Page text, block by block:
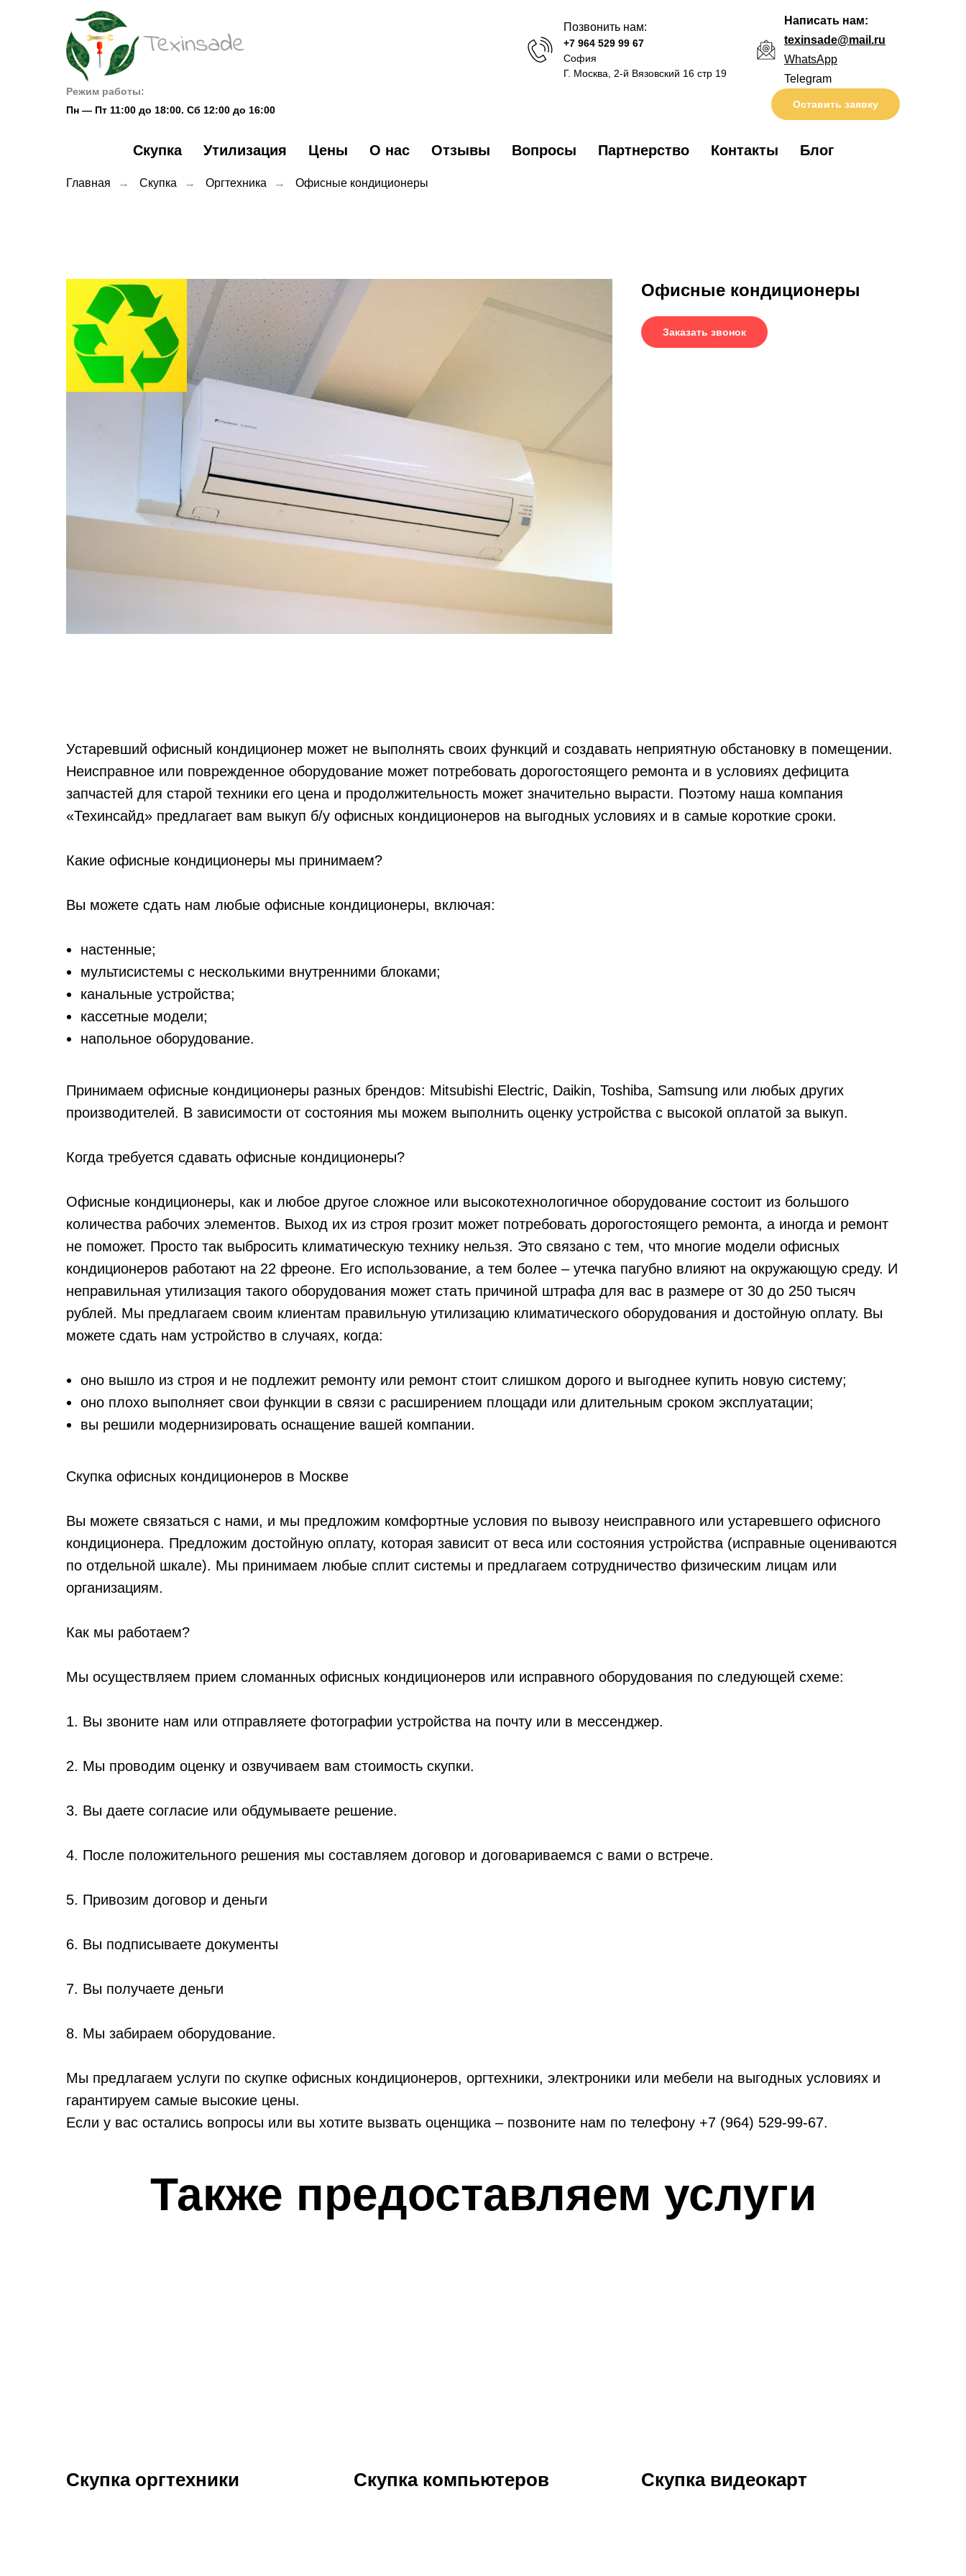
Режим работы:
Пн — Пт 11:00 до 18:00. Сб 12:00 до 16:00
Позвонить нам:
+7 964 529 99 67
София
Г. Москва, 2-й Вязовский 16 стр 19
Написать нам:
texinsade@mail.ru
WhatsApp
Telegram
Оставить заявку
Скупка Утилизация Цены О нас Отзывы Вопросы Партнерство Контакты Блог
Главная → Скупка → Оргтехника → Офисные кондиционеры
Офисные кондиционеры
Заказать звонок
Устаревший офисный кондиционер может не выполнять своих функций и создавать неприятную обстановку в помещении.
Неисправное или поврежденное оборудование может потребовать дорогостоящего ремонта и в условиях дефицита
запчастей для старой техники его цена и продолжительность может значительно вырасти. Поэтому наша компания
«Техинсайд» предлагает вам выкуп б/у офисных кондиционеров на выгодных условиях и в самые короткие сроки.
Какие офисные кондиционеры мы принимаем?
Вы можете сдать нам любые офисные кондиционеры, включая:
настенные;
мультисистемы с несколькими внутренними блоками;
канальные устройства;
кассетные модели;
напольное оборудование.
Принимаем офисные кондиционеры разных брендов: Mitsubishi Electric, Daikin, Toshiba, Samsung или любых других
производителей. В зависимости от состояния мы можем выполнить оценку устройства с высокой оплатой за выкуп.
Когда требуется сдавать офисные кондиционеры?
Офисные кондиционеры, как и любое другое сложное или высокотехнологичное оборудование состоит из большого
количества рабочих элементов. Выход их из строя грозит может потребовать дорогостоящего ремонта, а иногда и ремонт
не поможет. Просто так выбросить климатическую технику нельзя. Это связано с тем, что многие модели офисных
кондиционеров работают на 22 фреоне. Его использование, а тем более – утечка пагубно влияют на окружающую среду. И
неправильная утилизация такого оборудования может стать причиной штрафа для вас в размере от 30 до 250 тысяч
рублей. Мы предлагаем своим клиентам правильную утилизацию климатического оборудования и достойную оплату. Вы
можете сдать нам устройство в случаях, когда:
оно вышло из строя и не подлежит ремонту или ремонт стоит слишком дорого и выгоднее купить новую систему;
оно плохо выполняет свои функции в связи с расширением площади или длительным сроком эксплуатации;
вы решили модернизировать оснащение вашей компании.
Скупка офисных кондиционеров в Москве
Вы можете связаться с нами, и мы предложим комфортные условия по вывозу неисправного или устаревшего офисного
кондиционера. Предложим достойную оплату, которая зависит от веса или состояния устройства (исправные оцениваются
по отдельной шкале). Мы принимаем любые сплит системы и предлагаем сотрудничество физическим лицам или
организациям.
Как мы работаем?
Мы осуществляем прием сломанных офисных кондиционеров или исправного оборудования по следующей схеме:
1. Вы звоните нам или отправляете фотографии устройства на почту или в мессенджер.
2. Мы проводим оценку и озвучиваем вам стоимость скупки.
3. Вы даете согласие или обдумываете решение.
4. После положительного решения мы составляем договор и договариваемся с вами о встрече.
5. Привозим договор и деньги
6. Вы подписываете документы
7. Вы получаете деньги
8. Мы забираем оборудование.
Мы предлагаем услуги по скупке офисных кондиционеров, оргтехники, электроники или мебели на выгодных условиях и
гарантируем самые высокие цены.
Если у вас остались вопросы или вы хотите вызвать оценщика – позвоните нам по телефону +7 (964) 529-99-67.
Также предоставляем услуги
Скупка оргтехники Скупка компьютеров Скупка видеокарт